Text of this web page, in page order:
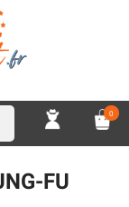
0
FU